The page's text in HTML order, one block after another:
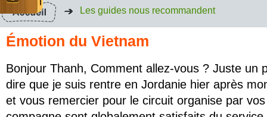
Les guides nous recommandent
Émotion du Vietnam
Bonjour Thanh, Comment allez-vous ? Juste un
dire que je suis rentre en Jordanie hier après
et vous remercier pour le circuit organise par